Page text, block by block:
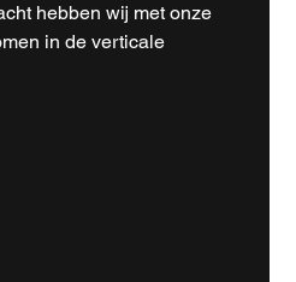
hebben wij met onze
in de verticale